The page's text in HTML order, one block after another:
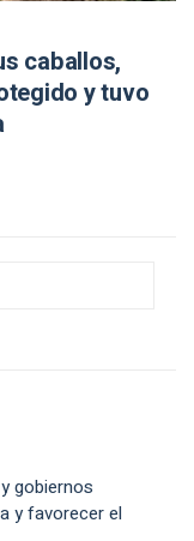
caballos,
y tuvo
gobiernos
y favorecer el